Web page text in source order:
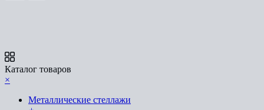
Каталог товаров
×
Металлические стеллажи